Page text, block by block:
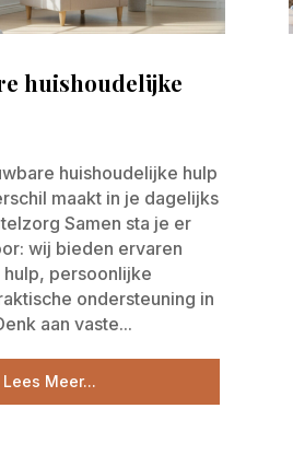
huishoudelijke
huishoudelijke hulp
maakt in je dagelijks
Samen sta je er
wij bieden ervaren
persoonlijke
ondersteuning in
aan vaste...
Lees Meer...